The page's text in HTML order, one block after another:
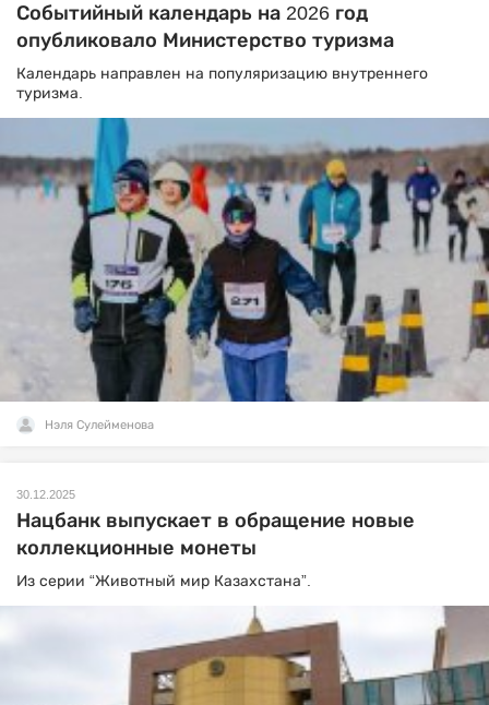
Событийный календарь на 2026 год
опубликовало Министерство туризма
Календарь направлен на популяризацию внутреннего
туризма.
Нэля Сулейменова
30.12.2025
Нацбанк выпускает в обращение новые
коллекционные монеты
Из серии “Животный мир Казахстана”.